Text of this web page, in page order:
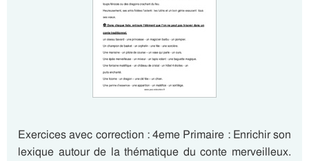
Exercices avec correction : 4eme Primaire : Enrichir son
lexique autour de la thématique du conte merveilleux.